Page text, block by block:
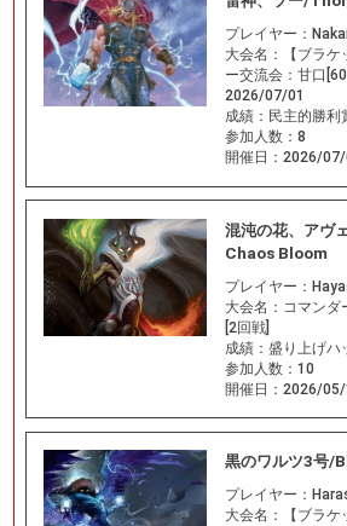
プレイヤー：
大会名：
【ブラ
ー交流会：甘口
2026/07/01
成績： 民主的勝利
参加人数： 8
開催日： 2026/07/
混沌の花、アヴ
Chaos Bloom
プレイヤー：
大会名： コマンダ
[2回戦]
成績： 盛り上げハ
参加人数： 10
開催日： 2026/05/
黒のワルツ3号/
プレイヤー：
大会名：
【ブラ